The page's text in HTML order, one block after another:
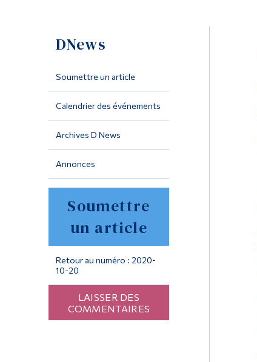
DNews
Soumettre un article
Calendrier des événements
Archives D News
Annonces
Soumettre
un article
Retour au numéro : 2020-
10-20
LAISSER DES
COMMENTAIRES